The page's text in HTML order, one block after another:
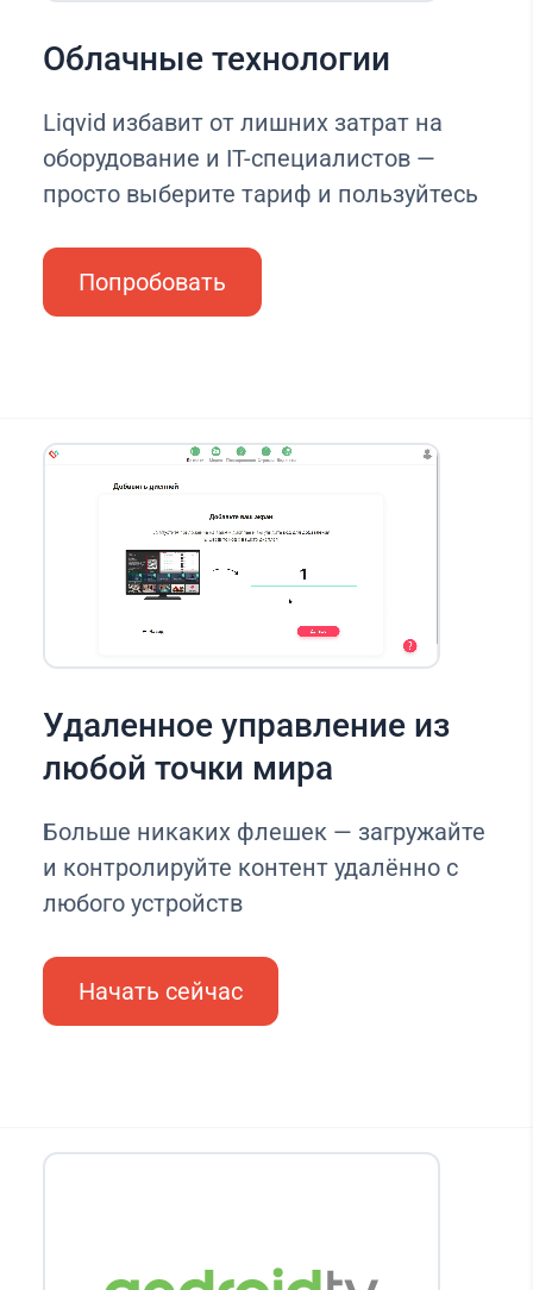
Облачные технологии
Liqvid избавит от лишних затрат на
оборудование и IT-специалистов —
просто выберите тариф и пользуйтесь
Попробовать
Удаленное управление из
любой точки мира
Больше никаких флешек — загружайте
и контролируйте контент удалённо с
любого устройств
Начать сейчас